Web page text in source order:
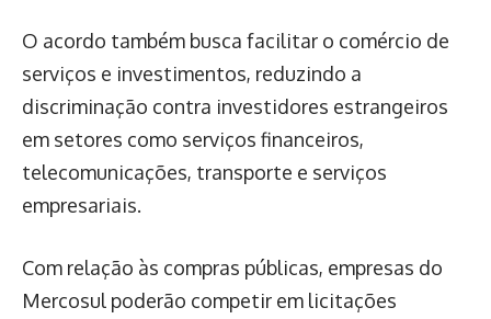
O acordo também busca facilitar o comércio de
serviços e investimentos, reduzindo a
discriminação contra investidores estrangeiros
em setores como serviços financeiros,
telecomunicações, transporte e serviços
empresariais.
Com relação às compras públicas, empresas do
Mercosul poderão competir em licitações